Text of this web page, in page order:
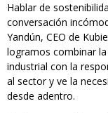
Hablar de
conversación
Yandún, CEO de
logramos combinar
industrial con la
al sector y ve la
desde adentro.